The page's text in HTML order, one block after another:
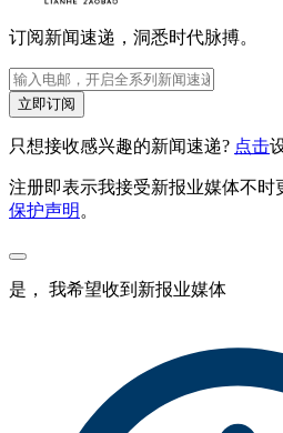
订阅新闻速递，洞悉时代脉搏。
立即订阅
只想接收感兴趣的新闻速递? 点击
注册即表示我接受新报业媒体不时
保护声明 。
是， 我希望收到新报业媒体